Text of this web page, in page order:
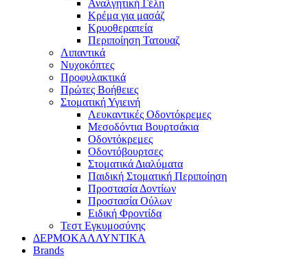
Αναλγητική Γέλη
Κρέμα για μασάζ
Κρυοθεραπεία
Περιποίηση Τατουαζ
Λιπαντικά
Νυχοκόπτες
Προφυλακτικά
Πρώτες Βοήθειες
Στοματική Υγιεινή
Λευκαντικές Οδοντόκρεμες
Μεσοδόντια Βουρτσάκια
Οδοντόκρεμες
Οδοντόβουρτσες
Στοματικά Διαλύματα
Παιδική Στοματική Περιποίηση
Προστασία Δοντίων
Προστασία Ούλων
Ειδική Φροντίδα
Τεστ Εγκυμοσύνης
ΔΕΡΜΟΚΑΛΛΥΝΤΙΚΑ
Brands